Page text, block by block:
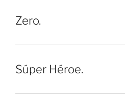
Zero.
Súper Héroe.